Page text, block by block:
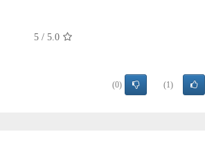
5.0
/ 5
(1)
(0)